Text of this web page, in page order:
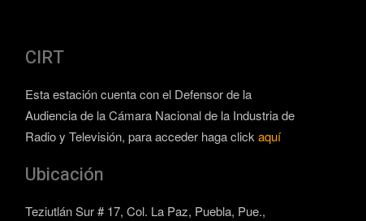
CIRT
Esta estación cuenta con el Defensor de la
Audiencia de la Cámara Nacional de la Industria de
Radio y Televisión, para acceder haga clickaquí
Ubicación
Teziutlán Sur # 17, Col. La Paz, Puebla, Pue.,